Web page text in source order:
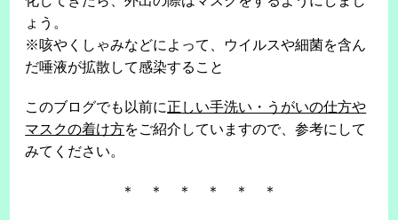
ょう。
※咳やくしゃみなどによって、ウイルスや細菌を含ん
だ唾液が拡散して感染すること
このブログでも以前に正しい手洗い・うがいの仕方や
マスクの着け方をご紹介していますので、参考にして
みてください。
＊ ＊ ＊ ＊ ＊ ＊